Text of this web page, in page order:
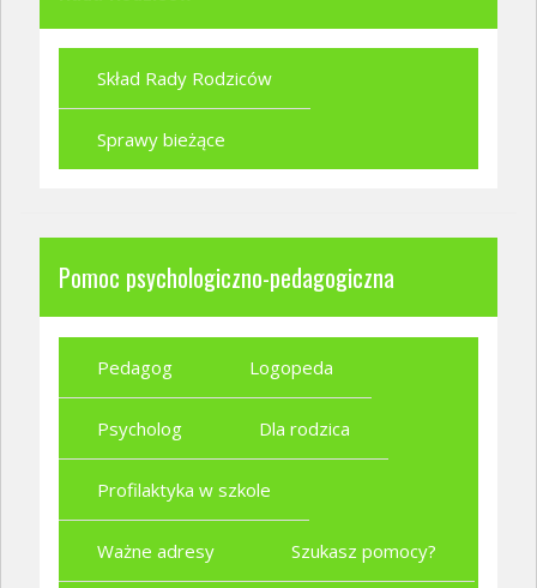
Skład Rady Rodziców
Sprawy bieżące
Pomoc psychologiczno-pedagogiczna
Pedagog Logopeda
Psycholog Dla rodzica
Profilaktyka w szkole
Ważne adresy Szukasz pomocy?